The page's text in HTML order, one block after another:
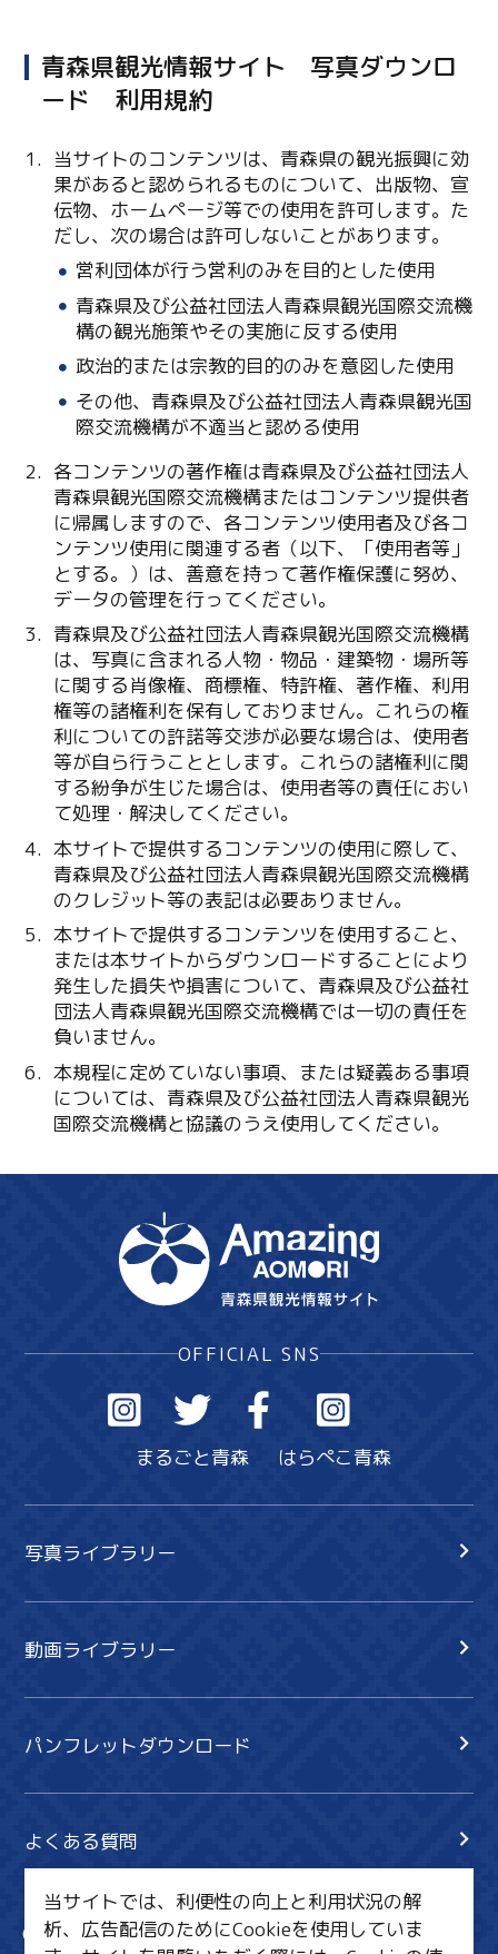
青森県観光情報サイト 写真ダウンロ
ード 利用規約
当サイトのコンテンツは、青森県の観光振興に効
果があると認められるものについて、出版物、宣
伝物、ホームページ等での使用を許可します。た
だし、次の場合は許可しないことがあります。
営利団体が行う営利のみを目的とした使用
青森県及び公益社団法人青森県観光国際交流機
構の観光施策やその実施に反する使用
政治的または宗教的目的のみを意図した使用
その他、青森県及び公益社団法人青森県観光国
際交流機構が不適当と認める使用
各コンテンツの著作権は青森県及び公益社団法人
青森県観光国際交流機構またはコンテンツ提供者
に帰属しますので、各コンテンツ使用者及び各コ
ンテンツ使用に関連する者（以下、「使用者等」
とする。）は、善意を持って著作権保護に努め、
データの管理を行ってください。
青森県及び公益社団法人青森県観光国際交流機構
は、写真に含まれる人物・物品・建築物・場所等
に関する肖像権、商標権、特許権、著作権、利用
権等の諸権利を保有しておりません。これらの権
利についての許諾等交渉が必要な場合は、使用者
等が自ら行うこととします。これらの諸権利に関
する紛争が生じた場合は、使用者等の責任におい
て処理・解決してください。
本サイトで提供するコンテンツの使用に際して、
青森県及び公益社団法人青森県観光国際交流機構
のクレジット等の表記は必要ありません。
本サイトで提供するコンテンツを使用すること、
または本サイトからダウンロードすることにより
発生した損失や損害について、青森県及び公益社
団法人青森県観光国際交流機構では一切の責任を
負いません。
本規程に定めていない事項、または疑義ある事項
については、青森県及び公益社団法人青森県観光
国際交流機構と協議のうえ使用してください。
OFFICIAL SNS
まるごと青森 はらぺこ青森
写真ライブラリー
動画ライブラリー
パンフレットダウンロード
よくある質問
サイト内検索 共有
Twitter
Facebook
Line
Copy URL
当サイトでは、利便性の向上と利用状況の解
析、広告配信のためにCookieを使用していま